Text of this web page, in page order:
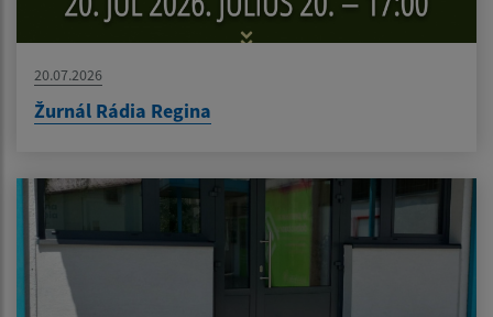
20.07.2026
Žurnál Rádia Regina